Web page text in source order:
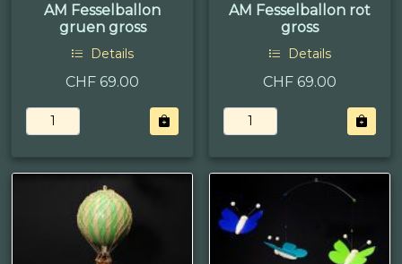
AM Fesselballon
gruen gross
Details
CHF 69.00
AM Fesselballon rot
gross
Details
CHF 69.00